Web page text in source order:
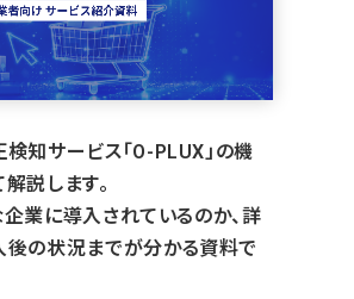
知サービス「O-PLUX」の機
説します。
企業に導入されているのか、詳
後の状況までが分かる資料で